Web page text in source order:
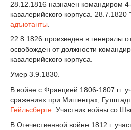
28.12.1816 назначен командиром 4-
кавалерийского корпуса. 28.7.1820
адъютанты
22.8.1826 произведен в генералы
освобожден от должности
кавалерийского корпуса.
Умер 3.9.1830.
В войне с Францией 1806-1807 гг.
сражениях при Мишенцах,
Гейльсберге . Участник войны со
В Отечественной войне 1812 г.